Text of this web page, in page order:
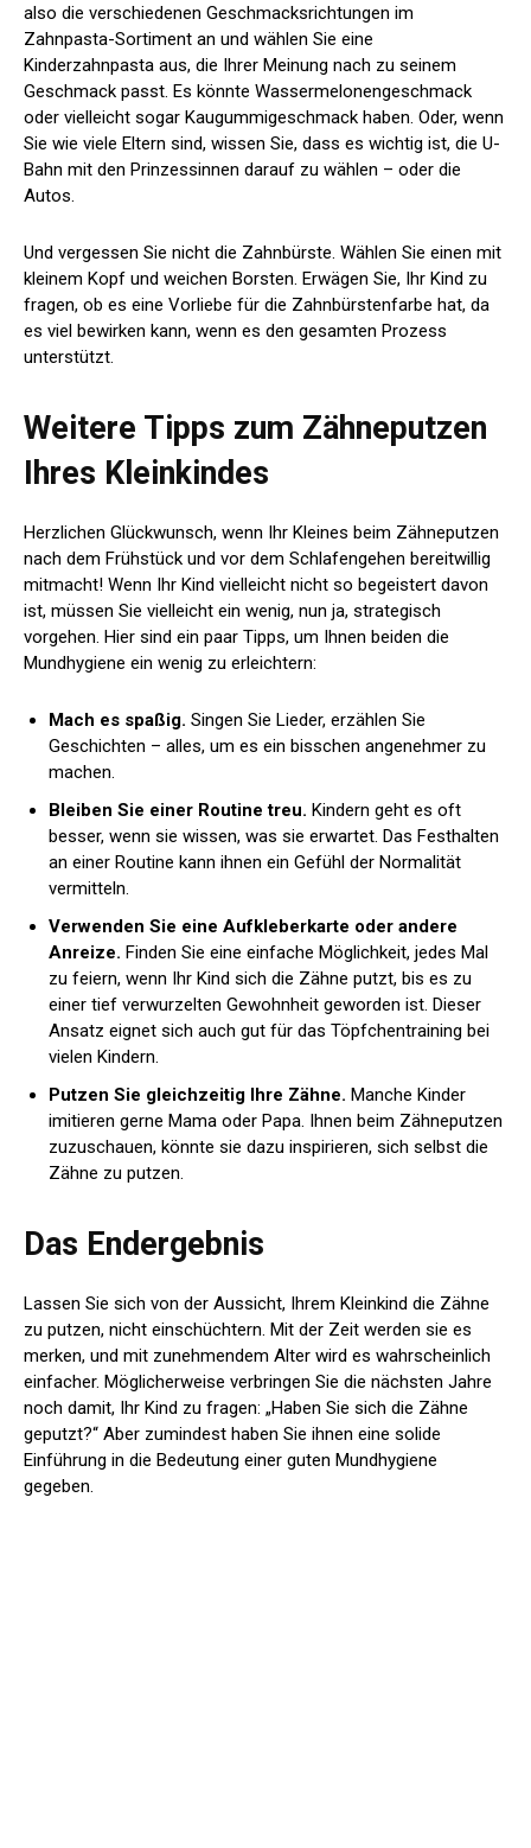
also die verschiedenen Geschmacksrichtungen im
Zahnpasta-Sortiment an und wählen Sie eine
Kinderzahnpasta aus, die Ihrer Meinung nach zu seinem
Geschmack passt. Es könnte Wassermelonengeschmack
oder vielleicht sogar Kaugummigeschmack haben. Oder, wenn
Sie wie viele Eltern sind, wissen Sie, dass es wichtig ist, die U-
Bahn mit den Prinzessinnen darauf zu wählen – oder die
Autos.
Und vergessen Sie nicht die Zahnbürste. Wählen Sie einen mit
kleinem Kopf und weichen Borsten. Erwägen Sie, Ihr Kind zu
fragen, ob es eine Vorliebe für die Zahnbürstenfarbe hat, da
es viel bewirken kann, wenn es den gesamten Prozess
unterstützt.
Weitere Tipps zum Zähneputzen
Ihres Kleinkindes
Herzlichen Glückwunsch, wenn Ihr Kleines beim Zähneputzen
nach dem Frühstück und vor dem Schlafengehen bereitwillig
mitmacht! Wenn Ihr Kind vielleicht nicht so begeistert davon
ist, müssen Sie vielleicht ein wenig, nun ja, strategisch
vorgehen. Hier sind ein paar Tipps, um Ihnen beiden die
Mundhygiene ein wenig zu erleichtern:
Mach es spaßig. Singen Sie Lieder, erzählen Sie
Geschichten – alles, um es ein bisschen angenehmer zu
machen.
Bleiben Sie einer Routine treu. Kindern geht es oft
besser, wenn sie wissen, was sie erwartet. Das Festhalten
an einer Routine kann ihnen ein Gefühl der Normalität
vermitteln.
Verwenden Sie eine Aufkleberkarte oder andere
Anreize. Finden Sie eine einfache Möglichkeit, jedes Mal
zu feiern, wenn Ihr Kind sich die Zähne putzt, bis es zu
einer tief verwurzelten Gewohnheit geworden ist. Dieser
Ansatz eignet sich auch gut für das Töpfchentraining bei
vielen Kindern.
Putzen Sie gleichzeitig Ihre Zähne. Manche Kinder
imitieren gerne Mama oder Papa. Ihnen beim Zähneputzen
zuzuschauen, könnte sie dazu inspirieren, sich selbst die
Zähne zu putzen.
Das Endergebnis
Lassen Sie sich von der Aussicht, Ihrem Kleinkind die Zähne
zu putzen, nicht einschüchtern. Mit der Zeit werden sie es
merken, und mit zunehmendem Alter wird es wahrscheinlich
einfacher. Möglicherweise verbringen Sie die nächsten Jahre
noch damit, Ihr Kind zu fragen: „Haben Sie sich die Zähne
geputzt?“ Aber zumindest haben Sie ihnen eine solide
Einführung in die Bedeutung einer guten Mundhygiene
gegeben.